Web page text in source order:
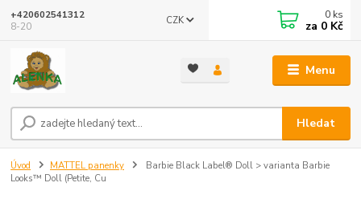
Menu
CZK
Hledat
+420602541312
8-20
0 ks
za 0 Kč
Úvod MATTEL panenky
Barbie Black Label® Doll > varianta Barbie
Looks™ Doll (Petite, Cu